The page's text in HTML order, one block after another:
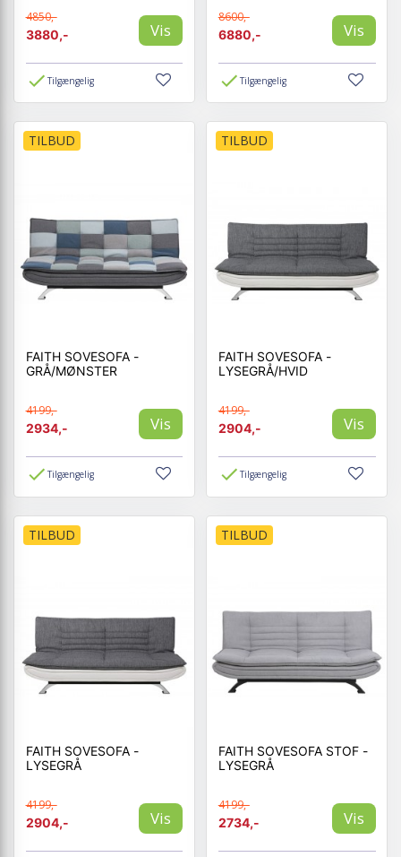
4850,-
3880,-
Vis
Tilgængelig
BULL MICROFIBER
LÆDER
8600,-
6880,-
Vis
Tilgængelig
TILBUD
FAITH SOVESOFA -
GRÅ/MØNSTER
4199,-
2934,-
Vis
Tilgængelig
TILBUD
FAITH SOVESOFA -
LYSEGRÅ/HVID
4199,-
2904,-
Vis
Tilgængelig
TILBUD
FAITH SOVESOFA -
LYSEGRÅ
4199,-
2904,-
Vis
TILBUD
FAITH SOVESOFA STOF -
LYSEGRÅ
4199,-
2734,-
Vis